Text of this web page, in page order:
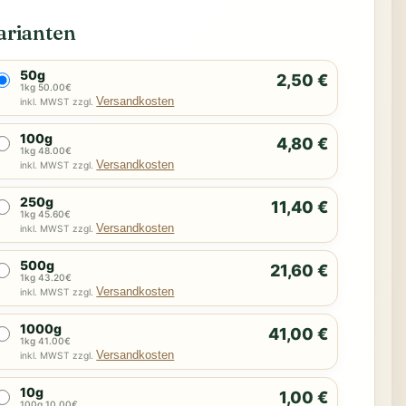
50g
1kg 50.00€ 2,50 €
inkl. MWST zzgl. Versandkosten
100g
1kg 48.00€ 4,80 €
inkl. MWST zzgl. Versandkosten
250g
1kg 45.60€ 11,40 €
inkl. MWST zzgl. Versandkosten
500g
1kg 43.20€ 21,60 €
inkl. MWST zzgl. Versandkosten
1000g
1kg 41.00€ 41,00 €
inkl. MWST zzgl. Versandkosten
10g 1,00 €